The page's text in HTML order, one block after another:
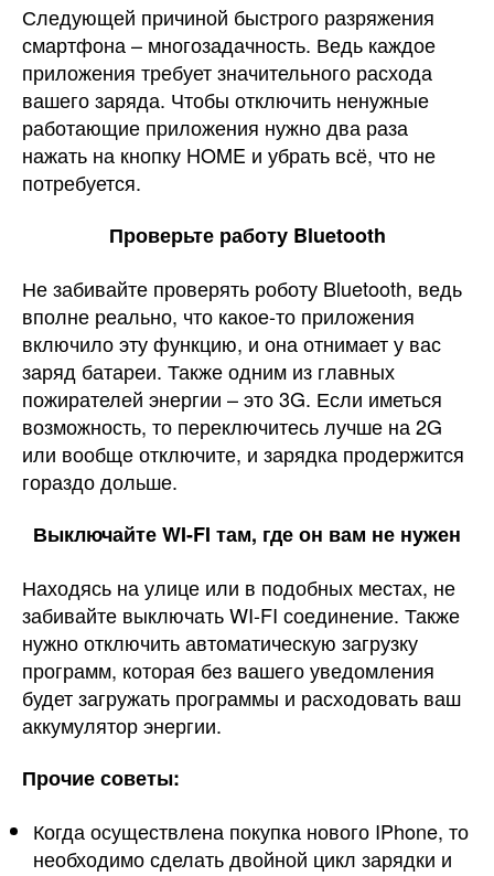
Следующей причиной быстрого разряжения
смартфона – многозадачность. Ведь каждое
приложения требует значительного расхода
вашего заряда. Чтобы отключить ненужные
работающие приложения нужно два раза
нажать на кнопку HOME и убрать всё, что не
потребуется.
Проверьте работу Bluetooth
Не забивайте проверять роботу Bluetooth, ведь
вполне реально, что какое-то приложения
включило эту функцию, и она отнимает у вас
заряд батареи. Также одним из главных
пожирателей энергии – это 3G. Если иметься
возможность, то переключитесь лучше на 2G
или вообще отключите, и зарядка продержится
гораздо дольше.
Выключайте WI-FI там, где он вам не нужен
Находясь на улице или в подобных местах, не
забивайте выключать WI-FI соединение. Также
нужно отключить автоматическую загрузку
программ, которая без вашего уведомления
будет загружать программы и расходовать ваш
аккумулятор энергии.
Прочие советы:
Когда осуществлена покупка нового IPhone, то
необходимо сделать двойной цикл зарядки и